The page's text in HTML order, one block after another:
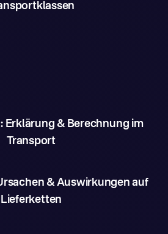
Erklärung & Berechnung im
Transport
& Auswirkungen auf
Lieferketten